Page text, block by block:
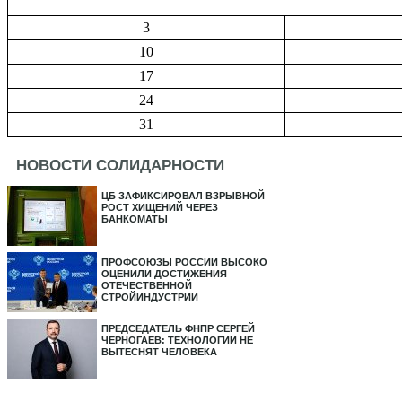
3
10
17
24
31
НОВОСТИ СОЛИДАРНОСТИ
ЦБ ЗАФИКСИРОВАЛ ВЗРЫВНОЙ
РОСТ ХИЩЕНИЙ ЧЕРЕЗ
БАНКОМАТЫ
ПРОФСОЮЗЫ РОССИИ ВЫСОКО
ОЦЕНИЛИ ДОСТИЖЕНИЯ
ОТЕЧЕСТВЕННОЙ
СТРОЙИНДУСТРИИ
ПРЕДСЕДАТЕЛЬ ФНПР СЕРГЕЙ
ЧЕРНОГАЕВ: ТЕХНОЛОГИИ НЕ
ВЫТЕСНЯТ ЧЕЛОВЕКА